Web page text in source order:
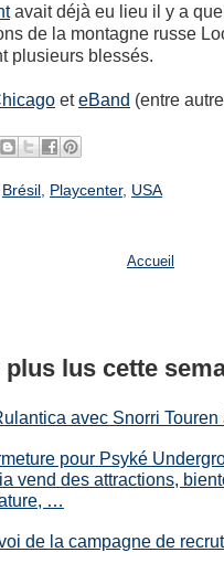
avait déjà eu lieu il y a
de la montagne russe
plusieurs blessés.
eteBand (entre
Brésil, Playcenter, USA
Accueil
lus cette
avec Snorri
pour Psyké
vend des attractions,
…
de la campagne de